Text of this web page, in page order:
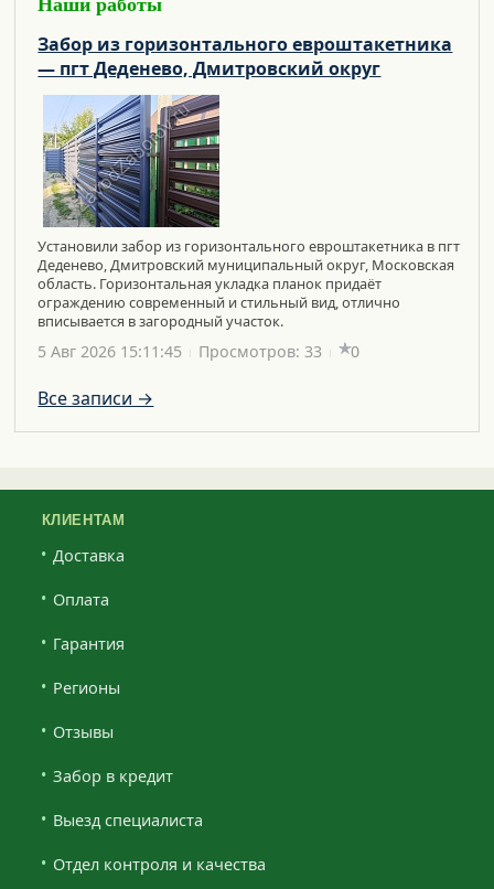
Забор из горизонтального евроштакетника
— пгт Деденево, Дмитровский округ
Установили забор из горизонтального евроштакетника в пгт
Деденево, Дмитровский муниципальный округ, Московская
область. Горизонтальная укладка планок придаёт
ограждению современный и стильный вид, отлично
вписывается в загородный участок.
5 Авг 2026 15:11:45 Просмотров: 33 0
Все записи →
КЛИЕНТАМ
Доставка
Оплата
Гарантия
Регионы
Отзывы
Забор в кредит
Выезд специалиста
Отдел контроля и качества